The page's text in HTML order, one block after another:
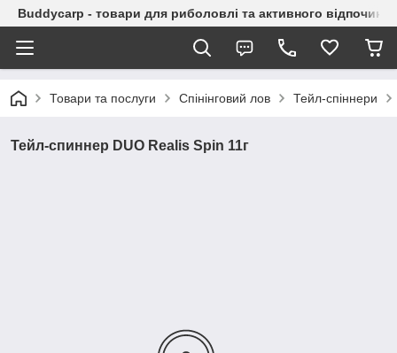
Buddycarp - товари для риболовлі та активного
Товари та послуги Спінінговий лов Тейл-спіннери
Тейл-спиннер DUO Realis Spin 11г